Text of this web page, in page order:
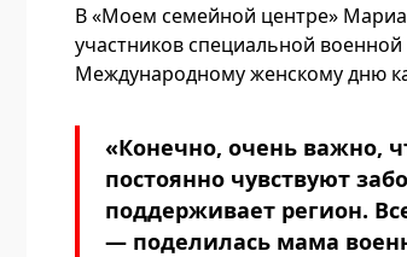
В «Моем семейной центре»
участников специальной
Международному женскому дню
«Конечно, очень важно,
постоянно чувствуют
поддерживает регион.
— поделилась мама